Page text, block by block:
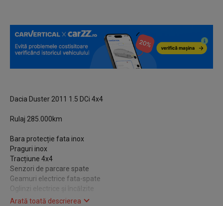
Dacia Duster 2011 1.5 DCi 4x4
Rulaj 285.000km
Bara protecție fata inox
Praguri inox
Tracțiune 4x4
Senzori de parcare spate
Geamuri electrice fata-spate
Oglinzi electrice și încălzite
Radio cd mp3
Arată toată descrierea